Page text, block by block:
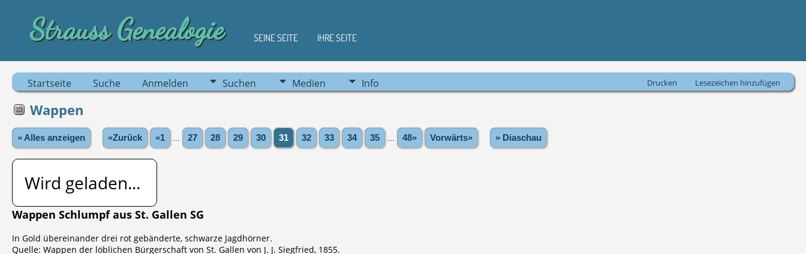
Strauss Genealogie SEINE SEITE IHRE SEITE
Startseite Suche Anmelden Suchen Medien Info Drucken Lesezeichen hinzufügen
Wappen
» Alles anzeigen «Zurück «1 27 28 29 30 31 32 33 34 35 48» Vorwärts» » Diaschau
Wird geladen...
Wappen Schlumpf aus St. Gallen SG
In Gold übereinander drei rot gebänderte, schwarze Jagdhörner.
Quelle: Wappen der löblichen Bürgerschaft von St. Gallen von J. J. Siegfried, 1855.